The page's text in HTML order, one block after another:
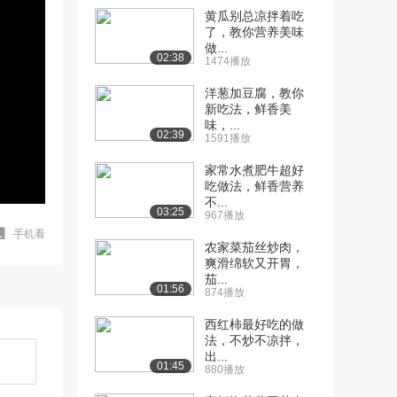
手机看
02:38
黄瓜别总凉拌着吃
了，教你营养美味
做...
1474播放
02:39
洋葱加豆腐，教你
新吃法，鲜香美
味，...
1591播放
03:25
家常水煮肥牛超好
吃做法，鲜香营养
不...
967播放
01:56
农家菜茄丝炒肉，
爽滑绵软又开胃，
茄...
874播放
01:45
西红柿最好吃的做
法，不炒不凉拌，
出...
880播放